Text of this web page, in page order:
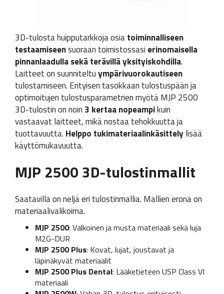
3D-tulosta huipputarkkoja osiatoiminnalliseen
testaamiseensuoraan toimistossasi erinomaisella
pinnanlaadulla sekä terävillä yksityiskohdilla.
Laitteet on suunniteltuympärivuorokautiseen
tulostamiseen. Erityisen tasokkaan tulostuspään ja
optimoitujen tulostusparametrien myötä MJP 2500
3D-tulostin on noin 3 kertaa nopeampikuin
vastaavat laitteet, mikä nostaa tehokkuutta ja
tuottavuutta. Helppo tukimateriaalinkäsittelylisää
käyttömukavuutta.
MJP 2500 3D-tulostinmallit
Saatavilla on neljä eri tulostinmallia. Mallien erona on
materiaalivalikoima.
MJP 2500: Valkoinen ja musta materiaali sekä luja
M2G-DUR
MJP 2500 Plus: Kovat, lujat, joustavat ja
läpinäkyvät materiaalit
MJP 2500 Plus Dental: Lääketieteen USP Class VI
materiaali